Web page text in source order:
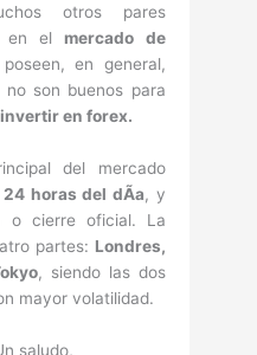
otros pares
en el mercado de
en general,
son buenos para
invertir en forex.
del mercado
24 horas del dÃ­a, y
o cierre oficial. La
partes: Londres,
, siendo las dos
mayor volatilidad.
saludo,